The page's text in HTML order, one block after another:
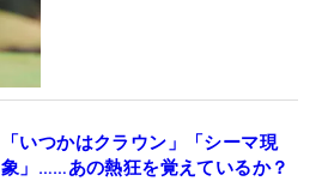
「いつかはクラウン」「シーマ現
象」……あの熱狂を覚えているか？